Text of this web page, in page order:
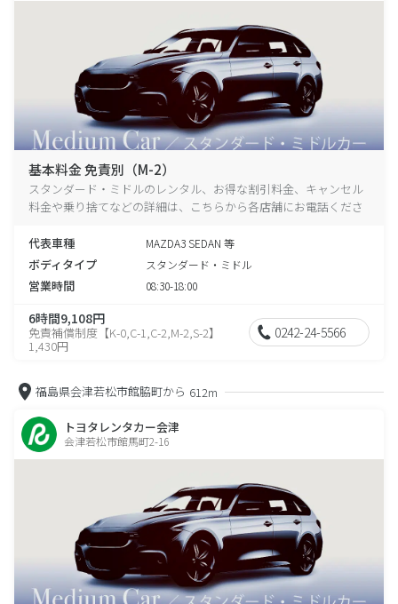
基本料金 免責別（M-2）
スタンダード・ミドルのレンタル、お得な割引料金、キャンセル
料金や乗り捨てなどの詳細は、こちらから各店舗にお電話くださ
代表車種
MAZDA3 SEDAN 等
ボディタイプ スタンダード・ミドル
営業時間 08:30-18:00
6時間9,108円
免責補償制度【K-0,C-1,C-2,M-2,S-2】
1,430円
0242-24-5566
福島県会津若松市館脇町から 612m
トヨタレンタカー会津
会津若松市館馬町2-16